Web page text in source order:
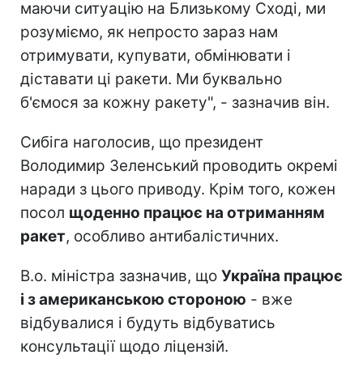
маючи ситуацію на Близькому Сході, ми
розуміємо, як непросто зараз нам
отримувати, купувати, обмінювати і
діставати ці ракети. Ми буквально
б'ємося за кожну ракету", - зазначив він.
Сибіга наголосив, що президент
Володимир Зеленський проводить окремі
наради з цього приводу. Крім того, кожен
посол щоденно працює на отриманням
ракет, особливо антибалістичних.
В.о. міністра зазначив, що Україна працює
і з американською стороною - вже
відбувалися і будуть відбуватись
консультації щодо ліцензій.